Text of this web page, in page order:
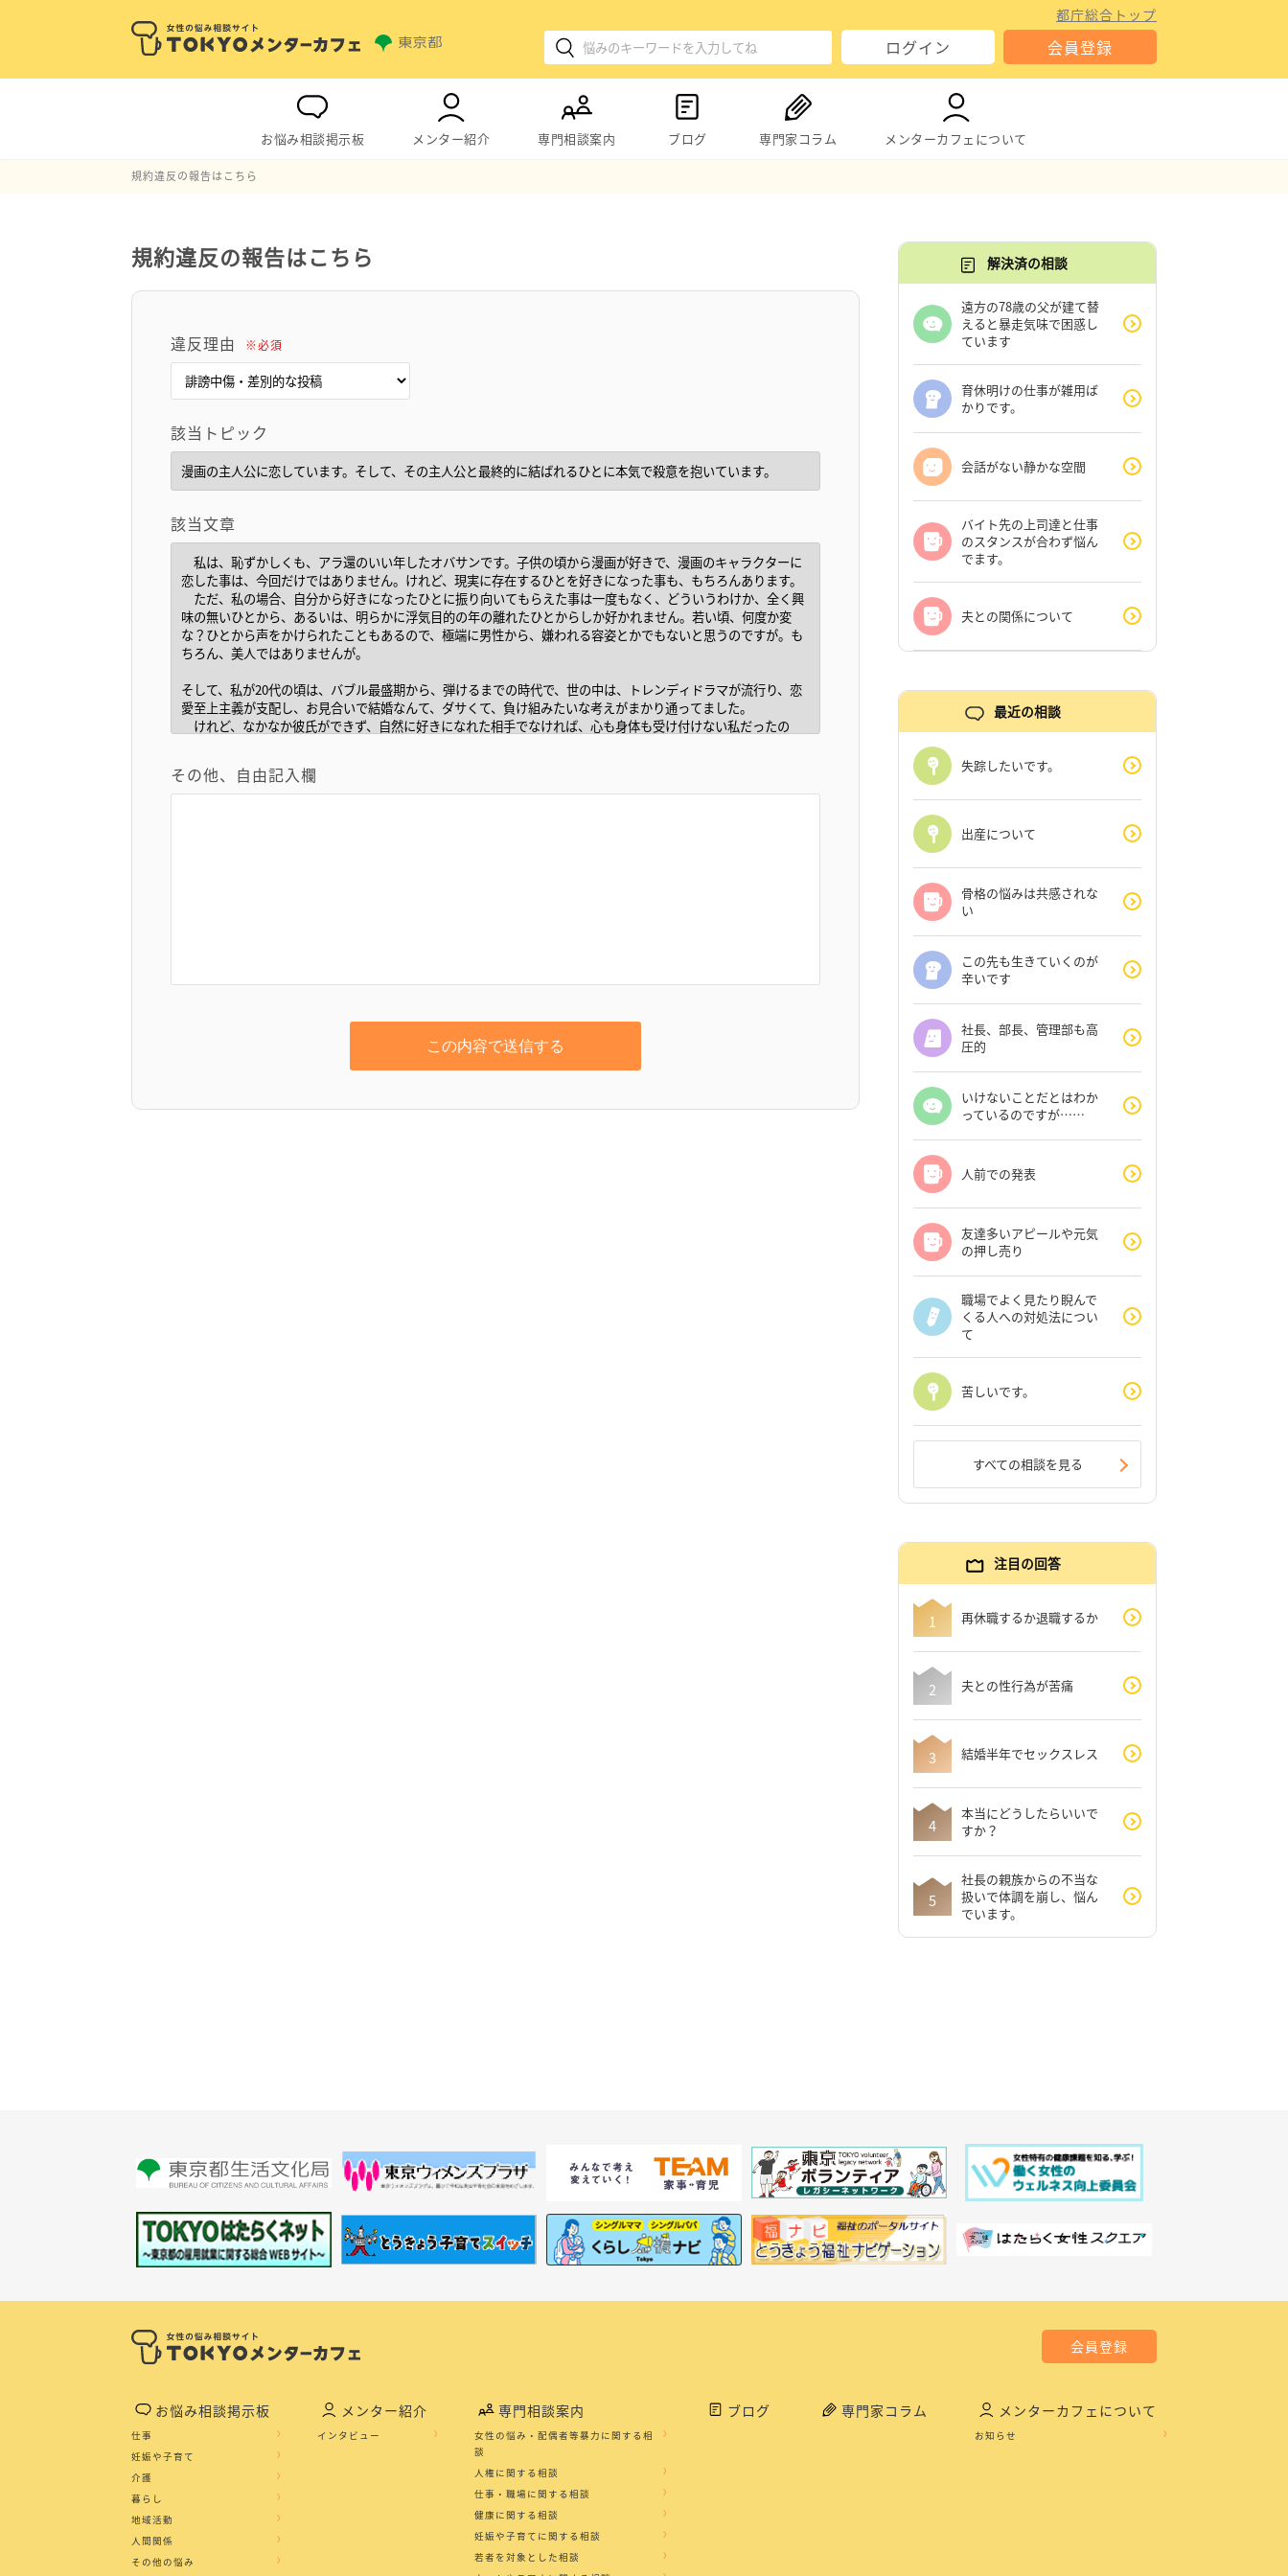
都庁総合トップ
ログイン 会員登録
お悩み相談掲示板 メンター紹介 専門相談案内 ブログ 専門家コラム メンターカフェについて
規約違反の報告はこちら
規約違反の報告はこちら
違反理由 ※必須
該当トピック
該当文章
その他、自由記入欄
この内容で送信する
解決済の相談
遠方の78歳の父が建て替
えると暴走気味で困惑し
ています
育休明けの仕事が雑用ば
かりです。
会話がない静かな空間
バイト先の上司達と仕事
のスタンスが合わず悩ん
でます。
夫との関係について
最近の相談
失踪したいです。
出産について
骨格の悩みは共感されな
い
この先も生きていくのが
辛いです
社長、部長、管理部も高
圧的
いけないことだとはわか
っているのですが……
人前での発表
友達多いアピールや元気
の押し売り
職場でよく見たり睨んで
くる人への対処法につい
て
苦しいです。
すべての相談を見る
注目の回答
再休職するか退職するか
夫との性行為が苦痛
結婚半年でセックスレス
本当にどうしたらいいで
すか？
社長の親族からの不当な
扱いで体調を崩し、悩ん
でいます。
会員登録
お悩み相談掲示板
仕事
妊娠や子育て
介護
暮らし
地域活動
人間関係
その他の悩み
メンター紹介
インタビュー
専門相談案内
女性の悩み・配偶者等暴力に関する相
談
人権に関する相談
仕事・職場に関する相談
健康に関する相談
妊娠や子育てに関する相談
若者を対象とした相談
ブログ 専門家コラム メンターカフェについて
お知らせ